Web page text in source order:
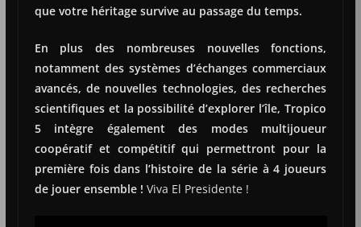
que votre héritage survive au passage du temps.
En plus des nombreuses nouvelles fonctions,
notamment des systèmes d’échanges commerciaux
avancés, de nouvelles technologies, des recherches
scientifiques et la possibilité d’explorer l’île, Tropico
5 intègre également des modes multijoueur
coopératif et compétitif qui permettront pour la
première fois dans l’histoire de la série à 4 joueurs
de jouer ensemble ! Viva El Presidente !